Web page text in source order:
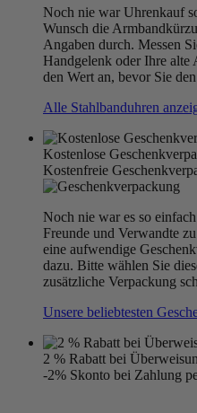
Noch nie war Uhrenkauf
Wunsch die
Angaben durch. Messen
Handgelenk oder Ihre alte
den Wert an, bevor Sie
Alle Stahlbanduhren
Kostenlose
Kostenfreie
Noch nie war es so
Freunde und Verwandte
eine aufwendige
dazu. Bitte wählen Sie
zusätzliche Verpackung
Unsere beliebtesten
2 % Rabatt bei
-2% Skonto bei Zahlung